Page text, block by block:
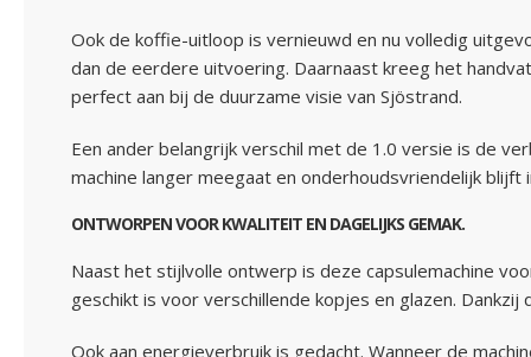
Ook de koffie-uitloop is vernieuwd en nu volledig
dan de eerdere uitvoering. Daarnaast kreeg het
perfect aan bij de duurzame visie van Sjöstrand.
Een ander belangrijk verschil met de 1.0 versie is de
machine langer meegaat en onderhoudsvriendelijk blijft
ONTWORPEN VOOR KWALITEIT EN DAGELIJKS GEMAK.
Naast het stijlvolle ontwerp is deze capsulemachine
geschikt is voor verschillende kopjes en glazen.
Ook aan energieverbruik is gedacht. Wanneer de